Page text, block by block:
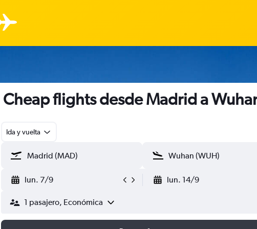
Cheap flights desde Madrid a
Ida y vuelta
lun. 7/9 lun. 14/9
1 pasajero, Económica